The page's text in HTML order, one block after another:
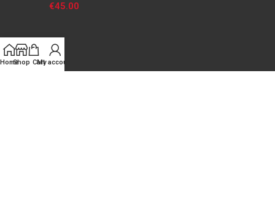
€45.00
HomeShop Cart
My account